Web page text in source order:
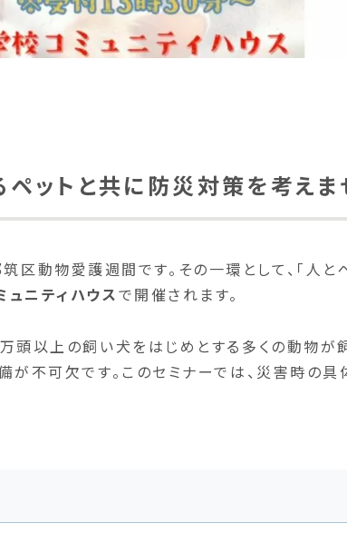
ットと共に防災対策を考えま
物愛護週間です。その一環として、「人と
ニティハウスで開催されます。
頭以上の飼い犬をはじめとする多くの動物が
が不可欠です。このセミナーでは、災害時の具